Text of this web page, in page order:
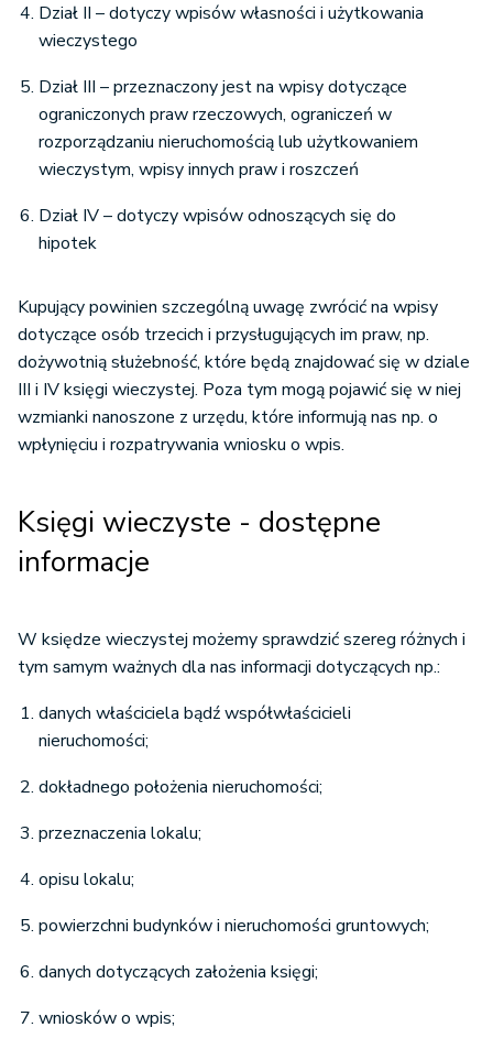
Dział II – dotyczy wpisów własności i użytkowania
wieczystego
Dział III – przeznaczony jest na wpisy dotyczące
ograniczonych praw rzeczowych, ograniczeń w
rozporządzaniu nieruchomością lub użytkowaniem
wieczystym, wpisy innych praw i roszczeń
Dział IV – dotyczy wpisów odnoszących się do
hipotek
Kupujący powinien szczególną uwagę zwrócić na wpisy
dotyczące osób trzecich i przysługujących im praw, np.
dożywotnią służebność, które będą znajdować się w dziale
III i IV księgi wieczystej. Poza tym mogą pojawić się w niej
wzmianki nanoszone z urzędu, które informują nas np. o
wpłynięciu i rozpatrywania wniosku o wpis.
Księgi wieczyste - dostępne
informacje
W księdze wieczystej możemy sprawdzić szereg różnych i
tym samym ważnych dla nas informacji dotyczących np.:
danych właściciela bądź współwłaścicieli
nieruchomości;
dokładnego położenia nieruchomości;
przeznaczenia lokalu;
opisu lokalu;
powierzchni budynków i nieruchomości gruntowych;
danych dotyczących założenia księgi;
wniosków o wpis;